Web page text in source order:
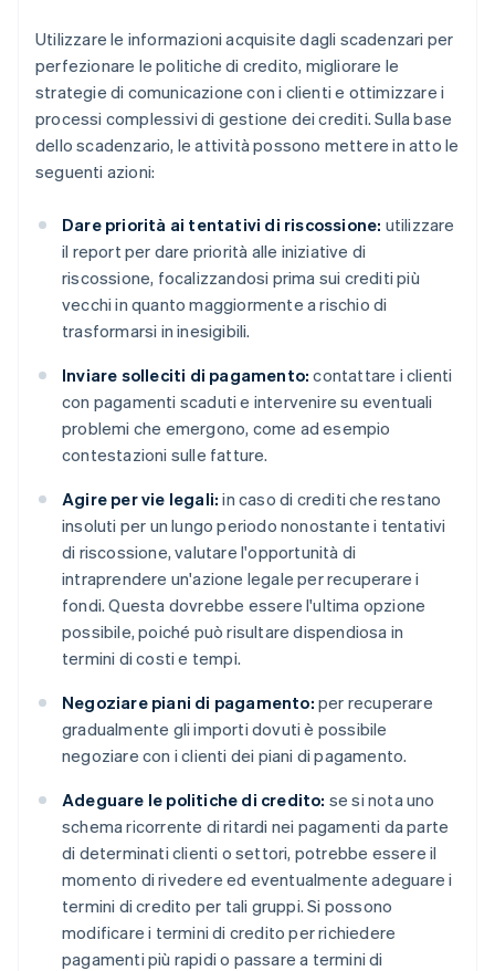
Utilizzare le informazioni acquisite dagli scadenzari per
perfezionare le politiche di credito, migliorare le
strategie di comunicazione con i clienti e ottimizzare i
processi complessivi di gestione dei crediti. Sulla base
dello scadenzario, le attività possono mettere in atto le
seguenti azioni:
Dare priorità ai tentativi di riscossione: utilizzare
il report per dare priorità alle iniziative di
riscossione, focalizzandosi prima sui crediti più
vecchi in quanto maggiormente a rischio di
trasformarsi in inesigibili.
Inviare solleciti di pagamento: contattare i clienti
con pagamenti scaduti e intervenire su eventuali
problemi che emergono, come ad esempio
contestazioni sulle fatture.
Agire per vie legali: in caso di crediti che restano
insoluti per un lungo periodo nonostante i tentativi
di riscossione, valutare l'opportunità di
intraprendere un'azione legale per recuperare i
fondi. Questa dovrebbe essere l'ultima opzione
possibile, poiché può risultare dispendiosa in
termini di costi e tempi.
Negoziare piani di pagamento: per recuperare
gradualmente gli importi dovuti è possibile
negoziare con i clienti dei piani di pagamento.
Adeguare le politiche di credito: se si nota uno
schema ricorrente di ritardi nei pagamenti da parte
di determinati clienti o settori, potrebbe essere il
momento di rivedere ed eventualmente adeguare i
termini di credito per tali gruppi. Si possono
modificare i termini di credito per richiedere
pagamenti più rapidi o passare a termini di